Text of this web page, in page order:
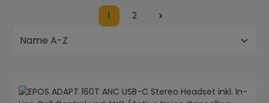
Seite
1 Seite
2